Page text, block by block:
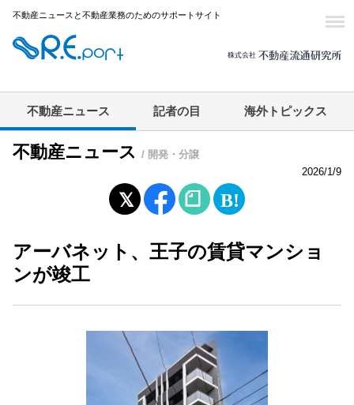
不動産ニュースと不動産業務のためのサポートサイト
不動産ニュース 記者の目 海外トピックス
不動産ニュース / 開発・分譲
2026/1/9
アーバネット、王子の賃貸マンショ
ンが竣工